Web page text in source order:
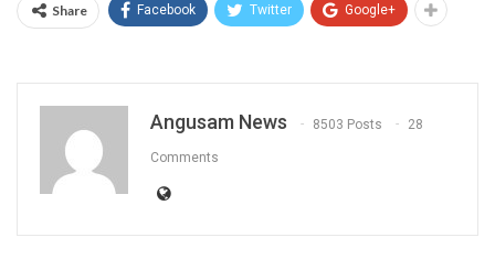
Share Facebook Twitter Google+
Angusam News 8503 Posts 28
Comments